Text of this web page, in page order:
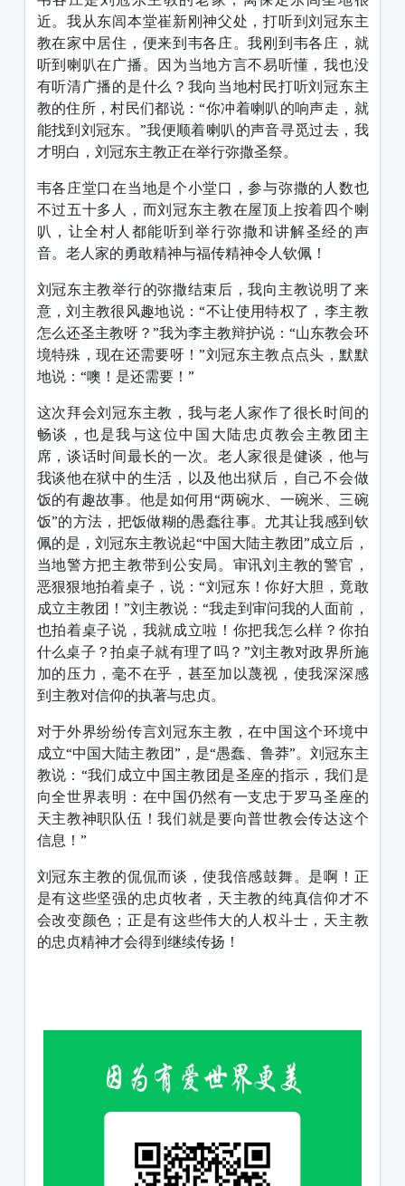
近。我从东闾本堂崔新刚神父处，打听到刘冠东主
教在家中居住，便来到韦各庄。我刚到韦各庄，就
听到喇叭在广播。因为当地方言不易听懂，我也没
有听清广播的是什么？我向当地村民打听刘冠东主
教的住所，村民们都说：“你冲着喇叭的响声走，就
能找到刘冠东。”我便顺着喇叭的声音寻觅过去，我
才明白，刘冠东主教正在举行弥撒圣祭。
韦各庄堂口在当地是个小堂口，参与弥撒的人数也
不过五十多人，而刘冠东主教在屋顶上按着四个喇
叭，让全村人都能听到举行弥撒和讲解圣经的声
音。老人家的勇敢精神与福传精神令人钦佩！
刘冠东主教举行的弥撒结束后，我向主教说明了来
意，刘主教很风趣地说：“不让使用特权了，李主教
怎么还圣主教呀？”我为李主教辩护说：“山东教会环
境特殊，现在还需要呀！”刘冠东主教点点头，默默
地说：“噢！是还需要！”
这次拜会刘冠东主教，我与老人家作了很长时间的
畅谈，也是我与这位中国大陆忠贞教会主教团主
席，谈话时间最长的一次。老人家很是健谈，他与
我谈他在狱中的生活，以及他出狱后，自己不会做
饭的有趣故事。他是如何用“两碗水、一碗米、三碗
饭”的方法，把饭做糊的愚蠢往事。尤其让我感到钦
佩的是，刘冠东主教说起“中国大陆主教团”成立后，
当地警方把主教带到公安局。审讯刘主教的警官，
恶狠狠地拍着桌子，说：“刘冠东！你好大胆，竟敢
成立主教团！”刘主教说：“我走到审问我的人面前，
也拍着桌子说，我就成立啦！你把我怎么样？你拍
什么桌子？拍桌子就有理了吗？”刘主教对政界所施
加的压力，毫不在乎，甚至加以蔑视，使我深深感
到主教对信仰的执著与忠贞。
对于外界纷纷传言刘冠东主教，在中国这个环境中
成立“中国大陆主教团”，是“愚蠢、鲁莽”。刘冠东主
教说：“我们成立中国主教团是圣座的指示，我们是
向全世界表明：在中国仍然有一支忠于罗马圣座的
天主教神职队伍！我们就是要向普世教会传达这个
信息！”
刘冠东主教的侃侃而谈，使我倍感鼓舞。是啊！正
是有这些坚强的忠贞牧者，天主教的纯真信仰才不
会改变颜色；正是有这些伟大的人权斗士，天主教
的忠贞精神才会得到继续传扬！